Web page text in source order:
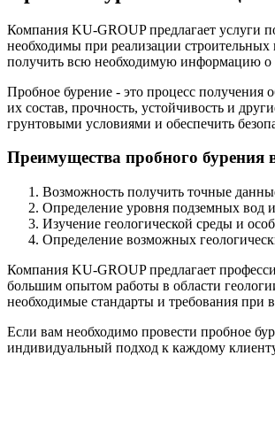
Компания KU-GROUP предлагает услуги
необходимы при реализации
получить всю необходимую информацию о
Пробное бурение - это процесс получения
их состав, прочность, устойчивость и
грунтовыми условиями и обеспечить
Преимущества пробного бурения
Возможность получить точные
Определение уровня подземных вод
Изучение геологической среды и
Определение возможных
Компания KU-GROUP предлагает
большим опытом работы в области
необходимые стандарты и требования при
Если вам необходимо провести пробное
индивидуальный подход к каждому